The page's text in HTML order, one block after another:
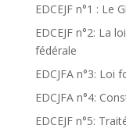
EDCEJF n°1 : Le
EDCEJF n°2: La
fédérale
EDCJFA n°3: Loi
EDCJFA n°4:
EDCEJF n°5: